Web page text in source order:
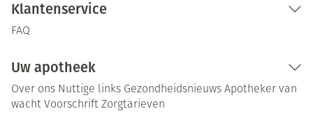
Klantenservice
FAQ
Uw apotheek
Over ons Nuttige links Gezondheidsnieuws Apotheker van
wacht Voorschrift Zorgtarieven